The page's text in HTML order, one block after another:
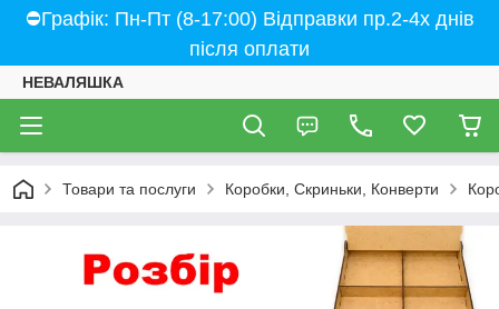
⛔Графік: Пн-Пт (8-17:00) Відправки пр.2-4х днів
після оплати
НЕВАЛЯШКА
Товари та послуги Коробки, Скриньки, Конверти